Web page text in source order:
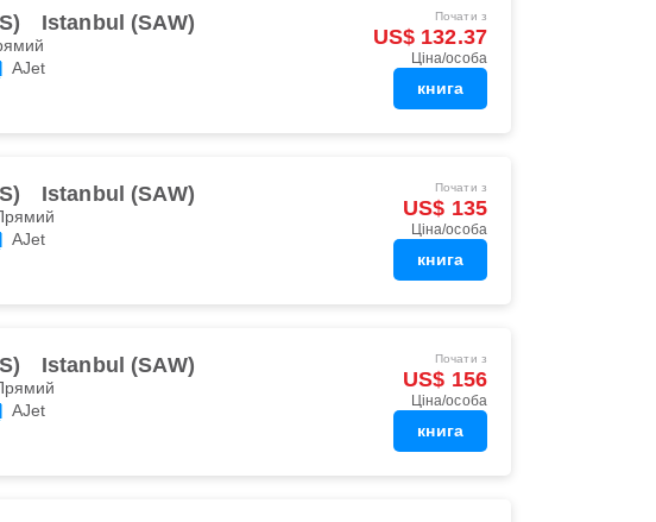
Istanbul (SAW)
AJet
Почати з
US$ 132.37
Ціна/особа
книга
Istanbul (SAW)
AJet
Почати з
US$ 135
Ціна/особа
книга
Istanbul (SAW)
AJet
Почати з
US$ 156
Ціна/особа
книга